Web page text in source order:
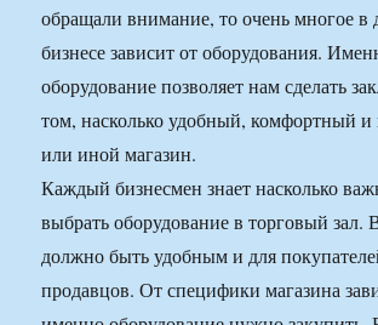
обращали внимание, то очень многое в
бизнесе зависит от оборудования.
оборудование позволяет нам сделать
том, насколько удобный, комфортный и
или иной магазин.
Каждый бизнесмен знает насколько
выбрать оборудование в торговый зал.
должно быть удобным и для
продавцов. От специфики магазина